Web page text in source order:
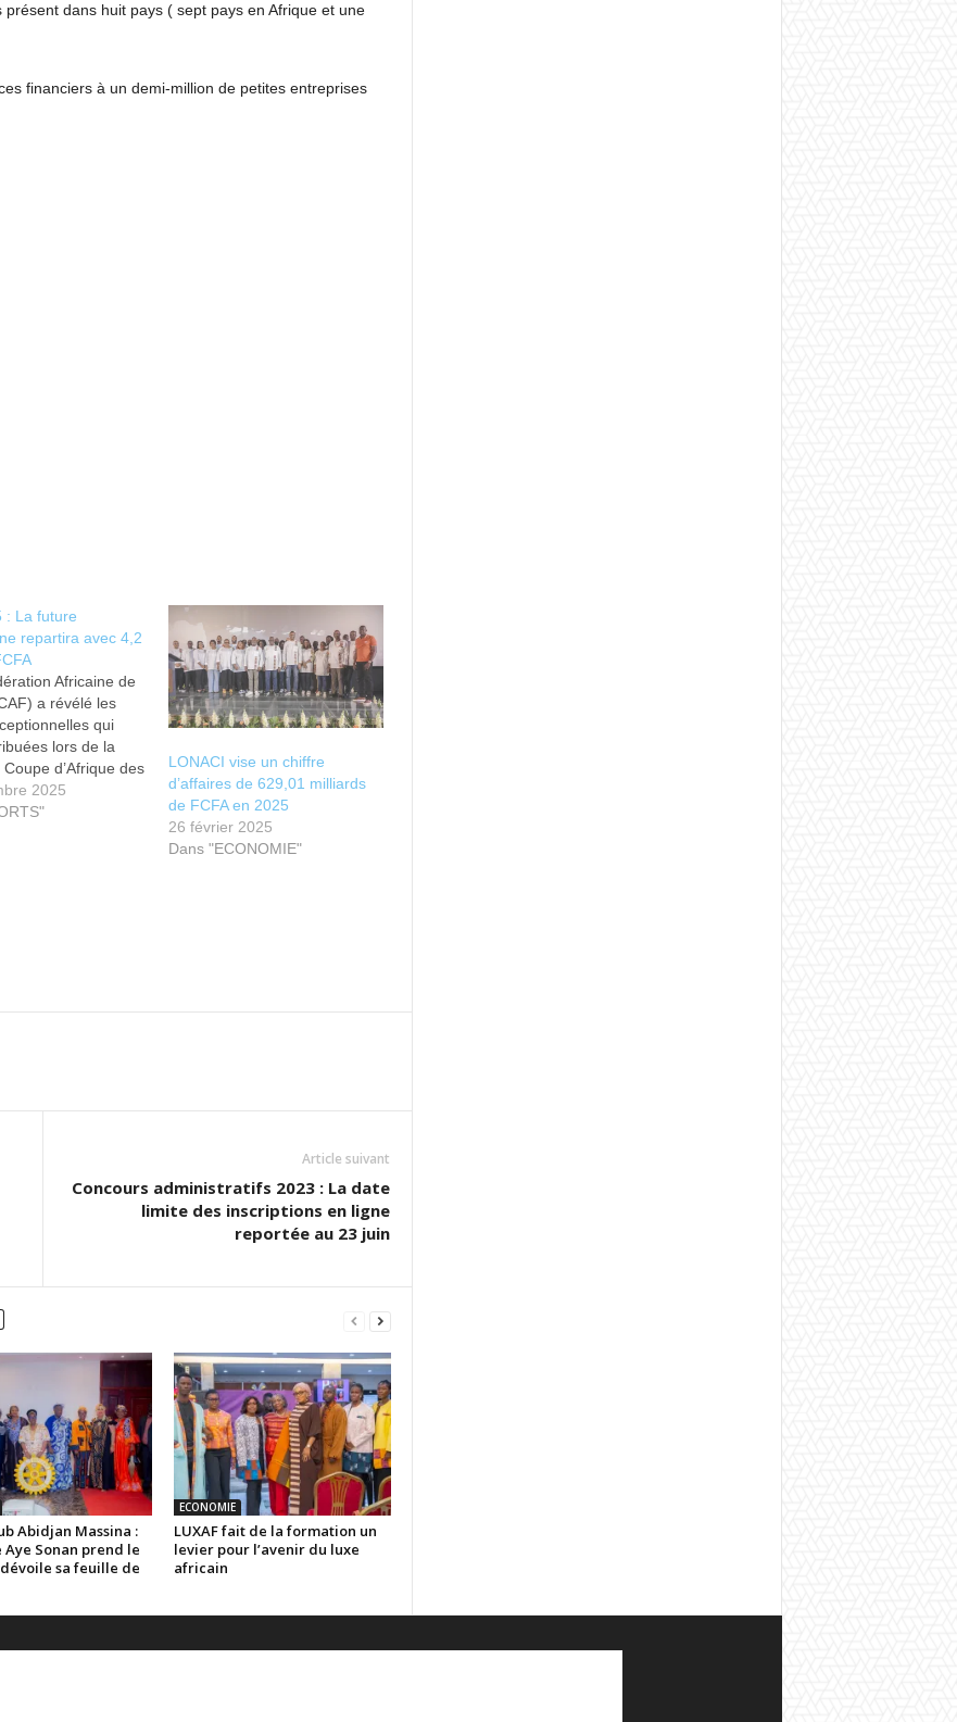
dans huit pays ( sept pays en Afrique et une
financiers à un demi-million de petites entreprises
: La future
repartira avec 4,2
Africaine de
a révélé les
qui
lors de la
d’Afrique des
prévue du 21
au 18 janvier
2025
LONACI vise un chiffre
d’affaires de 629,01 milliards
de FCFA en 2025
26 février 2025
Dans "ECONOMIE"
Article suivant
Concours administratifs 2023 : La date
limite des inscriptions en ligne
reportée au 23 juin
Abidjan Massina :
Aye Sonan prend le
sa feuille de
ECONOMIE
LUXAF fait de la formation un
levier pour l’avenir du luxe
africain